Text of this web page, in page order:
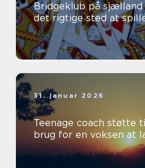
Bridgeklub på sjælland sådan finder du
det rigtige sted at
31. januar 2026
Teenage coach støtte til unge, der har
brug for en voksen at